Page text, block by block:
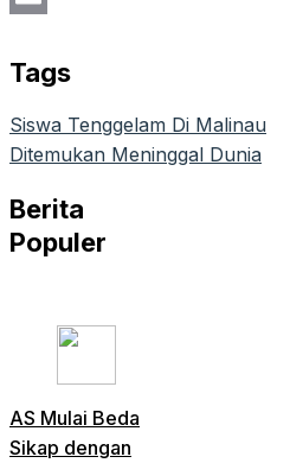
Tags
Siswa Tenggelam Di Malinau
Ditemukan Meninggal Dunia
Berita
Populer
AS Mulai Beda
Sikap dengan